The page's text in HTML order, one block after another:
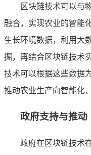
区块链技术可以与
融合，实现农业的智能
生长环境数据，利用大
掘，再结合区块链技术
技术可以根据这些数据
推动农业生产向智能化
政府支持与推动
政府在区块链技术